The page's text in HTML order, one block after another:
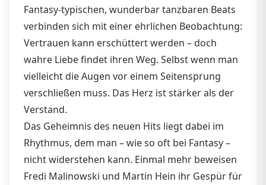
Fantasy-typischen, wunderbar tanzbaren Beats
verbinden sich mit einer ehrlichen Beobachtung:
Vertrauen kann erschüttert werden – doch
wahre Liebe findet ihren Weg. Selbst wenn man
vielleicht die Augen vor einem Seitensprung
verschließen muss. Das Herz ist stärker als der
Verstand.
Das Geheimnis des neuen Hits liegt dabei im
Rhythmus, dem man – wie so oft bei Fantasy –
nicht widerstehen kann. Einmal mehr beweisen
Fredi Malinowski und Martin Hein ihr Gespür für